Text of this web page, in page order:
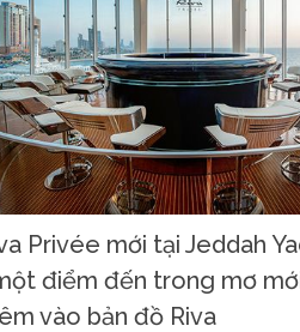
Privée mới tại Jeddah
điểm đến trong mơ
vào bản đồ Riva